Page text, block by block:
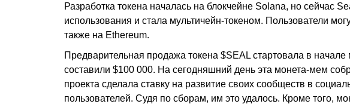
Разработка токена началась на блокчейне Solana, но сейчас
использования и стала мультичейн-токеном. Пользователи
также на Ethereum.
Предварительная продажа токена $SEAL стартовала в
составили $100 000. На сегодняшний день эта монета-мем
проекта сделала ставку на развитие своих сообществ в
пользователей. Судя по сборам, им это удалось. Кроме того,